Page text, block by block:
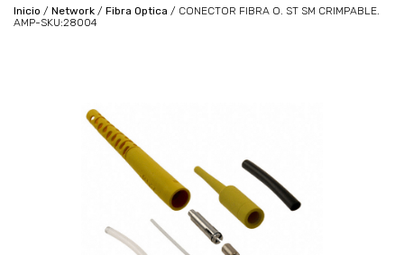
Inicio / Network / Fibra Optica / CONECTOR FIBRA O. ST SM CRIMPABLE.
AMP-SKU:28004